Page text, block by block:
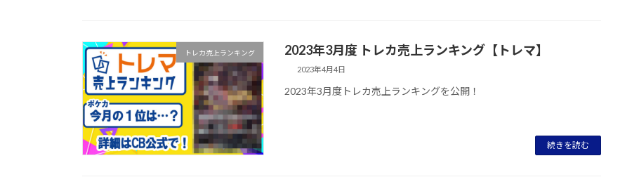
トレカ売上ランキング 2023年3月度 トレカ売上ランキング【トレマ】
2023年4月4日
2023年3月度トレカ売上ランキングを公開！
続きを読む